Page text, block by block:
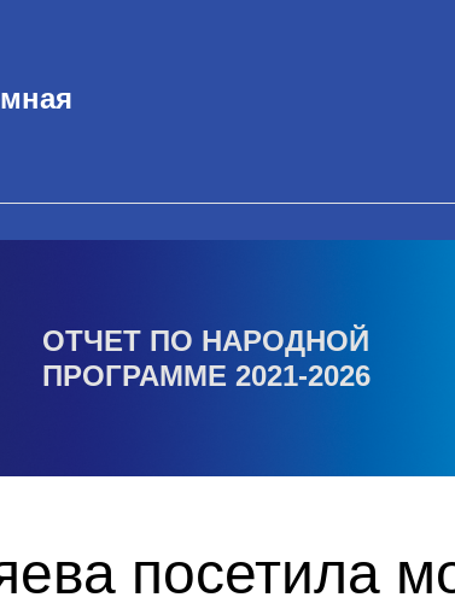
ОТЧЕТ ПО НАРОДНОЙ
ПРОГРАММЕ 2021-2026
посетила